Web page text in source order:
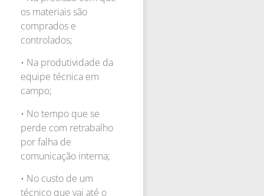
os materiais são
comprados e
controlados;
• Na produtividade da
equipe técnica em
campo;
• No tempo que se
perde com retrabalho
por falha de
comunicação interna;
• No custo de um
técnico que vai até o